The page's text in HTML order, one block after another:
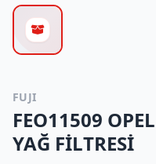
FUJI
FEO11509
YAĞ FİLTRESİ